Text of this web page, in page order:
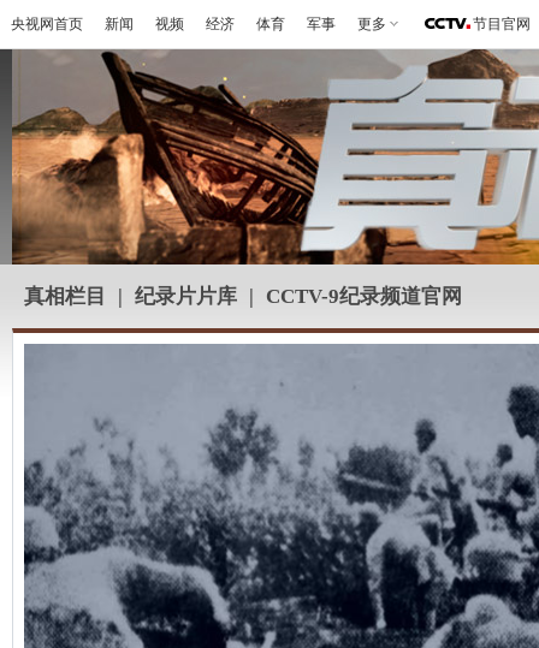
央视网首页 新闻 视频 经济 体育 军事 更多 节目官网
真相栏目 | 纪录片片库 | CCTV-9纪录频道官网